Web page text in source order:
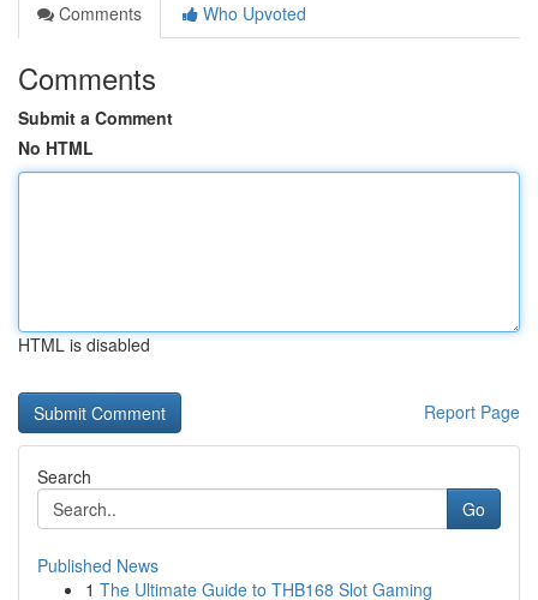
Comments
Who Upvoted
Comments
Submit a Comment
No HTML
HTML is disabled
Report Page
Search
Go
Published News
1 The Ultimate Guide to THB168 Slot Gaming